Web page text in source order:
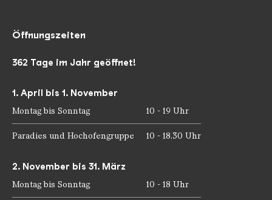
Öffnungszeiten
362 Tage im Jahr geöffnet!
1. April bis 1. November
Montag bis Sonntag 10 - 19 Uhr
Paradies und Hochofengruppe 10 - 18.30 Uhr
2. November bis 31. März
Montag bis Sonntag 10 - 18 Uhr